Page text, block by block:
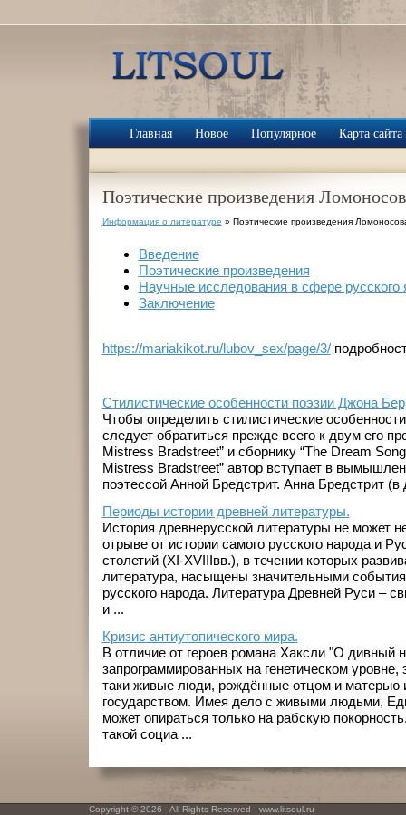
Главная Новое Популярное Карта сайта
Поэтические произведения
Информация о литературе » Поэтические произведения
Введение
Поэтические произведения
Научные исследования в сфере русского
Заключение
https://mariakikot.ru/lubov_sex/page/3/
Стилистические особенности поэзии Джона
Чтобы определить стилистические
следует обратиться прежде всего к двум его
Mistress Bradstreet” и сборнику “The Dream
Mistress Bradstreet” автор вступает в
поэтессой Анной Бредстрит. Анна Бредстрит
Периоды истории древней литературы.
История древнерусской литературы не может
отрыве от истории самого русского народа и
столетий (XI-XVIIIвв.), в течении которых
литература, насыщены значительными
русского народа. Литература Древней Руси –
и ...
Кризис антиутопического мира.
В отличие от героев романа Хаксли "О дивный
запрограммированных на генетическом уровне,
таки живые люди, рождённые отцом и матерью
государством. Имея дело с живыми людьми,
может опираться только на рабскую
такой социа ...
Copyright © 2026 - All Rights Reserved - www.litsoul.ru